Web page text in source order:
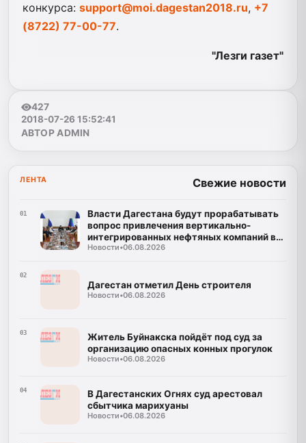
конкурса: support@moi.dagestan2018.ru, +7
(8722) 77-00-77.
"Лезги газет"
427
2018-07-26 15:52:41
АВТОР ADMIN
ЛЕНТА Свежие новости
01
Власти Дагестана будут прорабатывать
вопрос привлечения вертикально-
интегрированных нефтяных компаний в
регион
Новости•06.08.2026
02
Дагестан отметил День строителя
Новости•06.08.2026
03
Житель Буйнакска пойдёт под суд за
организацию опасных конных прогулок
Новости•06.08.2026
04
В Дагестанских Огнях суд арестовал
сбытчика марихуаны
Новости•06.08.2026